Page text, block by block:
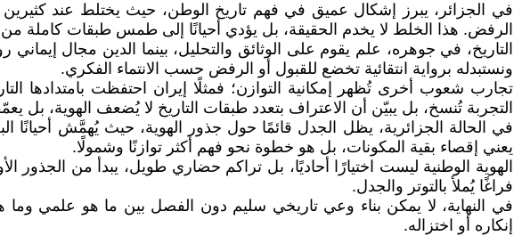
في الجزائر، يبرز إشكال عميق في فهم تاريخ الوطن، حيث يختلط عند
الرفض. هذا الخلط لا يخدم الحقيقة، بل يؤدي أحيانًا إلى طمس طبقات كاملة من
التاريخ، في جوهره، علم يقوم على الوثائق والتحليل، بينما الدين مجال
ونستبدله برواية انتقائية تخضع للقبول أو الرفض حسب الانتماء الفكري.
تجارب شعوب أخرى تُظهر إمكانية التوازن؛ فمثلًا إيران احتفظت بامتدادها
التجربة تُنسخ، بل يبيّن أن الاعتراف بتعدد طبقات التاريخ لا يُضعف الهوية، بل
في الحالة الجزائرية، يظل الجدل قائمًا حول جذور الهوية، حيث يُهمَّش أحيانًا
يعني إقصاء بقية المكونات، بل هو خطوة نحو فهم أكثر توازنًا وشمولًا.
الهوية الوطنية ليست اختيارًا أحاديًا، بل تراكم حضاري طويل، يبدأ من
فراغًا يُملأ بالتوتر والجدل.
في النهاية، لا يمكن بناء وعي تاريخي سليم دون الفصل بين ما هو علمي وما
إنكاره أو اختزاله.